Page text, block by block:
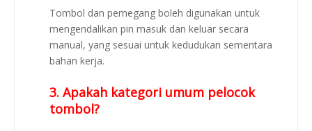
Tombol dan pemegang boleh digunakan untuk
mengendalikan pin masuk dan keluar secara
manual, yang sesuai untuk kedudukan sementara
bahan kerja.
3. Apakah kategori umum pelocok
tombol?